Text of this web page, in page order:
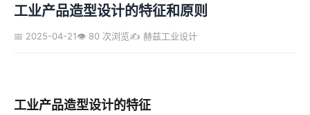
工业产品造型设计的特征和原则
📅 2025-04-21👁️ 80 次浏览✍️ 赫兹工业设计
工业产品造型设计的特征